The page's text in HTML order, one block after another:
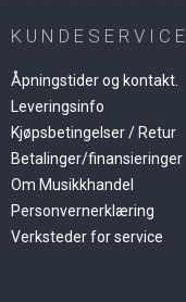
KUNDESERVICE
Åpningstider og kontakt.
Leveringsinfo
Kjøpsbetingelser / Retur
Betalinger/finansieringer
Om Musikkhandel
Personvernerklæring
Verksteder for service